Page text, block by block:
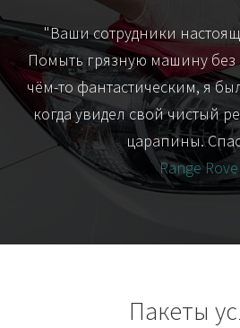
"Ваши сотрудники
Помыть грязную машину без
чём-то фантастическим, я
когда увидел свой чистый
царапины.
Range
Пакеты